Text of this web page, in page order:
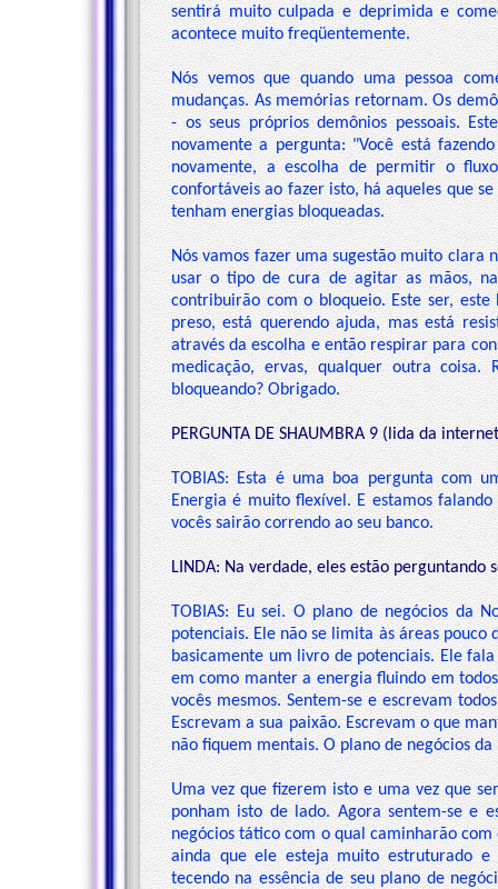
sentirá muito culpada e deprimida e
acontece muito freqüentemente.
Nós vemos que quando uma pessoa
mudanças. As memórias retornam. Os
- os seus próprios demônios pessoais.
novamente a pergunta: "Você está
novamente, a escolha de permitir o
confortáveis ao fazer isto, há aqueles que
tenham energias bloqueadas.
Nós vamos fazer uma sugestão muito clara
usar o tipo de cura de agitar as mãos,
contribuirão com o bloqueio. Este ser,
preso, está querendo ajuda, mas está
através da escolha e então respirar para
medicação, ervas, qualquer outra coisa.
bloqueando? Obrigado.
PERGUNTA DE SHAUMBRA 9 (lida da
TOBIAS: Esta é uma boa pergunta com
Energia é muito flexível. E estamos
vocês sairão correndo ao seu banco.
LINDA: Na verdade, eles estão
TOBIAS: Eu sei. O plano de negócios da
potenciais. Ele não se limita às áreas pouco
basicamente um livro de potenciais. Ele
em como manter a energia fluindo em
vocês mesmos. Sentem-se e escrevam
Escrevam a sua paixão. Escrevam o que
não fiquem mentais. O plano de negócios
Uma vez que fizerem isto e uma vez que
ponham isto de lado. Agora sentem-se e
negócios tático com o qual caminharão com
ainda que ele esteja muito estruturado e
tecendo na essência de seu plano de